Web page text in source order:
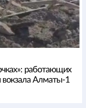
работающих
вокзала Алматы-1